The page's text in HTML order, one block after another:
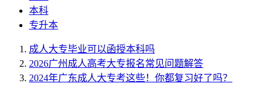
本科
专升本
成人大专毕业可以函授本科吗
2026广州成人高考大专报名常见问题解答
2024年广东成人大专考这些！你都复习好了吗？